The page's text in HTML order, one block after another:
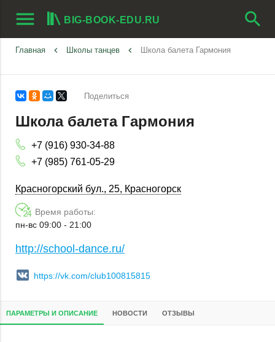
menu BIG-BOOK-EDU.RU search
Главная keyboard_arrow_left Школы танцев keyboard_arrow_left Школа балета Гармония
Поделиться
Школа балета Гармония
+7 (916) 930-34-88
+7 (985) 761-05-29
Красногорский бул., 25, Красногорск
Время работы:
пн-вс 09:00 - 21:00
http://school-dance.ru/
https://vk.com/club100815815
ПАРАМЕТРЫ И ОПИСАНИЕ НОВОСТИ ОТЗЫВЫ